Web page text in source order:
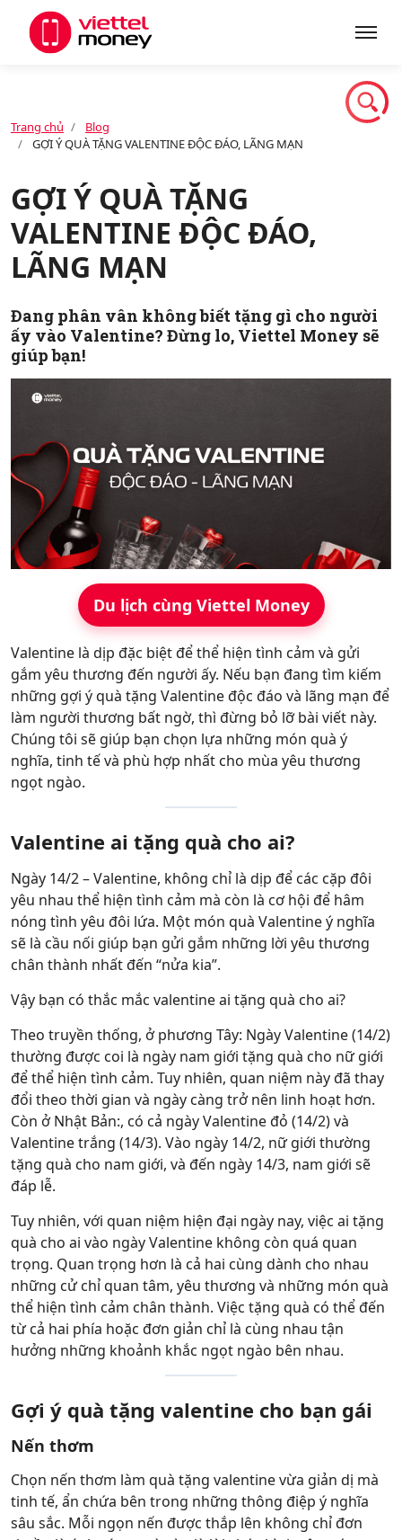
Dịch vụ
Khuyến mãi
Trang chủ
Blog
GỢI Ý QUÀ TẶNG VALENTINE ĐỘC ĐÁO, LÃNG MẠN
GỢI Ý QUÀ TẶNG
VALENTINE ĐỘC ĐÁO,
LÃNG MẠN
Đang phân vân không biết tặng gì cho người
ấy vào Valentine? Đừng lo, Viettel Money sẽ
giúp bạn!
Du lịch cùng Viettel Money
Valentine là dịp đặc biệt để thể hiện tình cảm và gửi
gắm yêu thương đến người ấy. Nếu bạn đang tìm kiếm
những gợi ý quà tặng Valentine độc đáo và lãng mạn để
làm người thương bất ngờ, thì đừng bỏ lỡ bài viết này.
Chúng tôi sẽ giúp bạn chọn lựa những món quà ý
nghĩa, tinh tế và phù hợp nhất cho mùa yêu thương
ngọt ngào.
Valentine ai tặng quà cho ai?
Ngày 14/2 – Valentine, không chỉ là dịp để các cặp đôi
yêu nhau thể hiện tình cảm mà còn là cơ hội để hâm
nóng tình yêu đôi lứa. Một món quà Valentine ý nghĩa
sẽ là cầu nối giúp bạn gửi gắm những lời yêu thương
chân thành nhất đến “nửa kia”.
Vậy bạn có thắc mắc valentine ai tặng quà cho ai?
Theo truyền thống, ở phương Tây: Ngày Valentine (14/2)
thường được coi là ngày nam giới tặng quà cho nữ giới
để thể hiện tình cảm. Tuy nhiên, quan niệm này đã thay
đổi theo thời gian và ngày càng trở nên linh hoạt hơn.
Còn ở Nhật Bản:, có cả ngày Valentine đỏ (14/2) và
Valentine trắng (14/3). Vào ngày 14/2, nữ giới thường
tặng quà cho nam giới, và đến ngày 14/3, nam giới sẽ
đáp lễ.
Tuy nhiên, với quan niệm hiện đại ngày nay, việc ai tặng
quà cho ai vào ngày Valentine không còn quá quan
trọng. Quan trọng hơn là cả hai cùng dành cho nhau
những cử chỉ quan tâm, yêu thương và những món quà
thể hiện tình cảm chân thành. Việc tặng quà có thể đến
từ cả hai phía hoặc đơn giản chỉ là cùng nhau tận
hưởng những khoảnh khắc ngọt ngào bên nhau.
Gợi ý quà tặng valentine cho bạn gái
Nến thơm
Chọn nến thơm làm quà tặng valentine vừa giản dị mà
tinh tế, ẩn chứa bên trong những thông điệp ý nghĩa
sâu sắc. Mỗi ngọn nến được thắp lên không chỉ đơn